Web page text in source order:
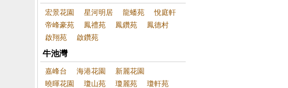
宏景花園 星河明居 龍蟠苑
悅庭軒
帝峰豪苑
鳳禮苑 鳳鑽苑
鳳德村
啟翔苑
啟鑽苑
牛池灣
嘉峰台 海港花園
新麗花園
曉暉花園
瓊山苑 瓊麗苑
瓊軒苑